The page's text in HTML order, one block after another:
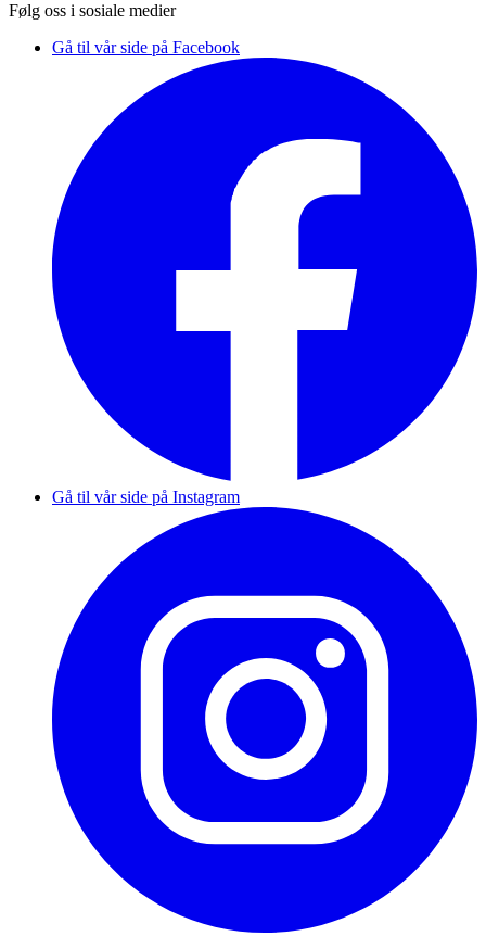
Følg oss i sosiale medier
Gå til vår side på Facebook
Gå til vår side på Instagram